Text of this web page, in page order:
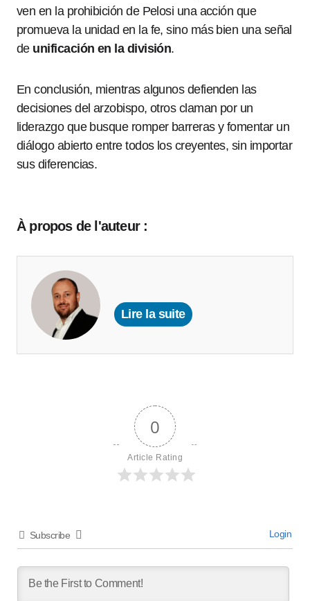
ven en la prohibición de Pelosi una acción que
promueva la unidad en la fe, sino más bien una señal
de unificación en la división.
En conclusión, mientras algunos defienden las
decisiones del arzobispo, otros claman por un
liderazgo que busque romper barreras y fomentar un
diálogo abierto entre todos los creyentes, sin importar
sus diferencias.
À propos de l'auteur :
Lire la suite
0
Article Rating
Subscribe Login